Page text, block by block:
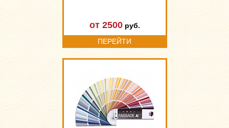
от 2500руб.
ПЕРЕЙТИ